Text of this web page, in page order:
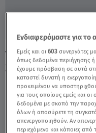
Τοξότης:
23/08/2020 - 30/
Ενδιαφερόμαστε για το
Εμείς και οι603 συνεργάτες
όπως δεδομένα περιήγησης ή
έχουμε πρόσβαση σε αυτά
καταστεί δυνατή η
προκειμένου να
για τους οποίους εμείς και
δεδομένα με σκοπό την
όλων ή αποσύρετε τη
απενεργοποιηθούν. Αν
περιεχόμενο και κάποιες από